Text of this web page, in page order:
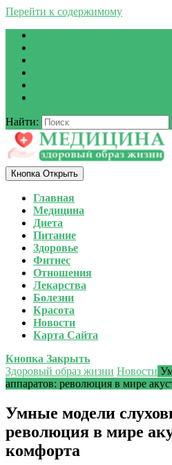
Перейти к содержимому
Найти:
Кнопка Открыть
Главная
Медицина
Диета
Питание
Здоровье
Фитнес
Отношения
Лекарства
Болезни
Красота
Новости
Карта Сайта
Кнопка Закрыть
Здоровый образ жизни Новости
аппаратов: революция в мире
Умные модели
революция в мире
комфорта